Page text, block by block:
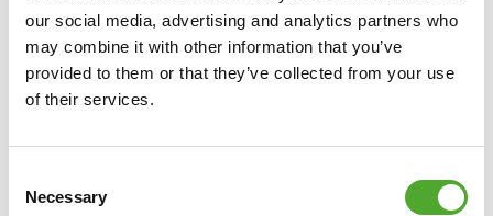
our social media, advertising and analytics partners who
may combine it with other information that you’ve
provided to them or that they’ve collected from your use
of their services.
Selection
Necessary
PLATINUM HEX RUBBER